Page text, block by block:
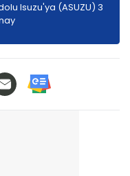
Isuzu'ya (ASUZU) 3